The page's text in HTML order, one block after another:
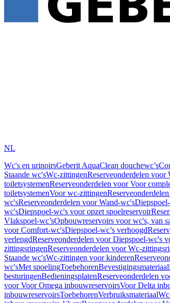
NL
Wc's en urinoirsGeberit AquaClean douchewc’s
Staande wc'sWc-zittingenReserveonderdelen voor
toiletsystemenReserveonderdelen voor Voor
toiletsystemenVoor wc-zittingen
wc'sReserveonderdelen voor Wand-wc's
wc'sDiepspoel-wc's voor opzet spoelreservoir
Vlakspoel-wc’sOpbouwreservoirs voor wc's, van
voor Comfort-wc'sDiepspoel-wc’s verhoogd
verlengdReserveonderdelen voor Diepspoel-wc's
zittingsringenReserveonderdelen voor Wc-
Staande wc'sWc-zittingen voor kinderen
wc'sMet spoelingToebehorenBevestigingsmateriaal
besturingenBedieningsplatenReserveonderdelen
voor Voor Omega inbouwreservoirsVoor Delta
inbouwreservoirsToebehorenVerbruiksmateriaal